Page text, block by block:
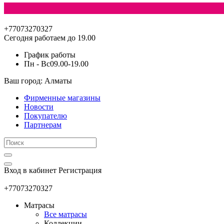
+77073270327
Сегодня работаем до 19.00
График работы
Пн - Вс09.00-19.00
Ваш город: Алматы
Фирменные магазины
Новости
Покупателю
Партнерам
Вход в кабинет Регистрация
+77073270327
Матрасы
Все матрасы